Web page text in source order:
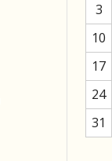
3
10
17
24
31